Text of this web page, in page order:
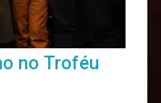
no Troféu